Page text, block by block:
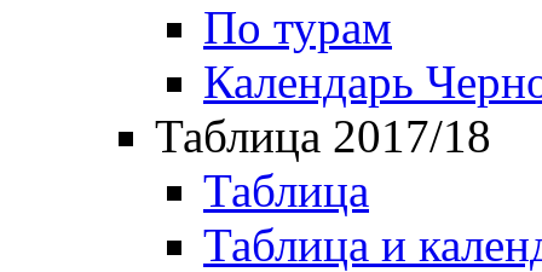
По турам
Календарь
Таблица 2017/18
Таблица
Таблица и